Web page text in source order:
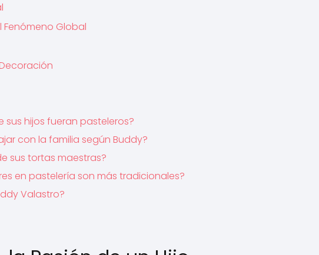
Fenómeno Global
sus hijos fueran pasteleros?
con la familia según Buddy?
sus tortas maestras?
en pastelería son más tradicionales?
Valastro?